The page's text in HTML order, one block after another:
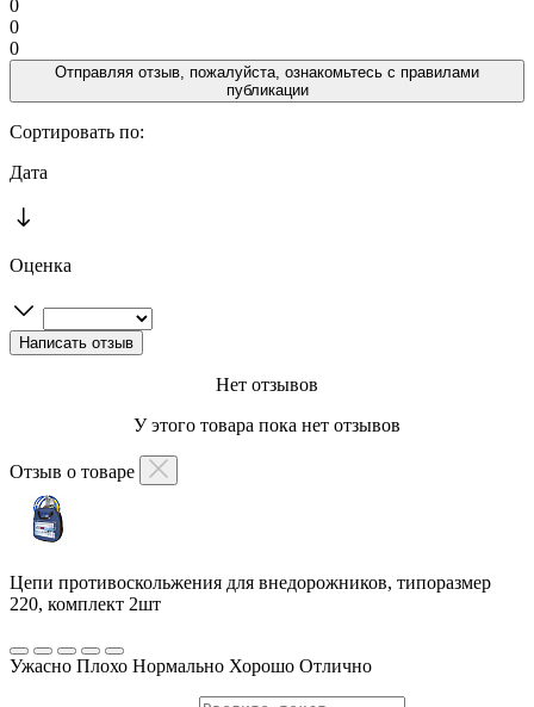
0
0
0
Отправляя отзыв, пожалуйста, ознакомьтесь с правилами
публикации
Сортировать по:
Дата
Оценка
Нет отзывов
У этого товара пока нет отзывов
Отзыв о товаре
Цепи противоскольжения для внедорожников, типоразмер
220, комплект 2шт
Ужасно Плохо Нормально Хорошо Отлично